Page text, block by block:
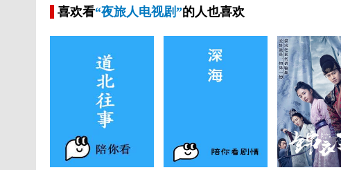
喜欢看“夜旅人电视剧”的人也喜欢